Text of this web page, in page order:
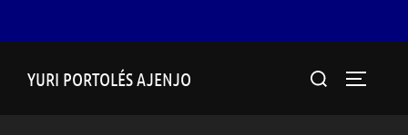
YURI PORTOLÉS AJENJO Buscar: